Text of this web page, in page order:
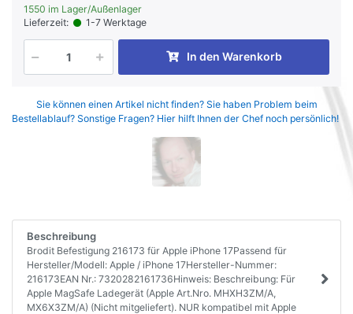
1550 im Lager/Außenlager
Lieferzeit:
1-7 Werktage
In den Warenkorb
Sie können einen Artikel nicht finden? Sie haben Problem beim
Bestellablauf? Sonstige Fragen? Hier hilft Ihnen der Chef noch persönlich!
Beschreibung
Brodit Befestigung 216173 für Apple iPhone 17Passend für
Hersteller/Modell: Apple / iPhone 17Hersteller-Nummer:
216173EAN Nr.: 7320282161736Hinweis: Beschreibung: Für
Apple MagSafe Ladegerät (Apple Art.Nro. MHXH3ZM/A,
MX6X3ZM/A) (Nicht mitgeliefert). NUR kompatibel mit Apple